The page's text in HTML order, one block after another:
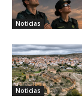
Noticias
Noticias